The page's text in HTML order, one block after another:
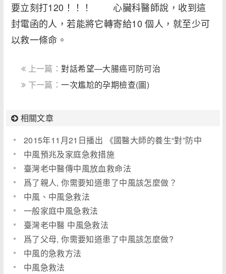
要立刻打120！！！ 心臟科醫師說，收到這
封電函的人，若能將它轉寄給10 個人，就至少可
以救一條命。
上一篇：對話希望―大腸癌可防可治
下一篇：一次尷尬的孕期檢查(圖)
相關文章
2015年11月21日播出 《國醫大師的養生“對”防中
風》(圖)
中風預兆及家庭急救措施
臺灣老中醫傳中風放血救命法
爲了親人, 你需要知道患了中風該怎麼做？
中風、中風急救法
一般家庭中風急救法
臺灣老中醫 中風急救法
爲了父母, 你需要知道患了中風該怎麼做?
中風的急救方法
中風急救法